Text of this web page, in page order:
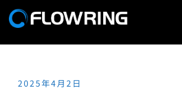
Skip
to
2025年4月2日